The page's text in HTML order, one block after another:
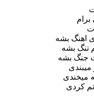
برام
اهنگ بشه
تنگ بشه
جنگ بشه
میبندی
میخندی
کردی